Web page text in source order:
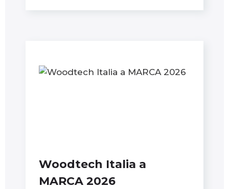
Woodtech Italia a
MARCA 2026